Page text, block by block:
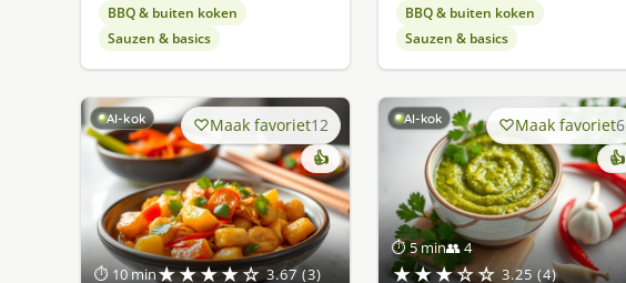
BBQ & buiten koken
Sauzen & basics
BBQ & buiten koken
Sauzen & basics
AI-kok
⏱ 10 min★★★★☆ 3.67 (3)
Maak favoriet12
👍
AI-kok
⏱ 5 min👥 4
★★★☆☆ 3.25 (4)
Maak favoriet6
👍